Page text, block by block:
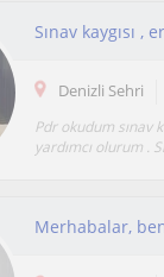
Sınav kaygısı
Denizli Sehri
Pdr okudum sınav
yardımcı olurum .